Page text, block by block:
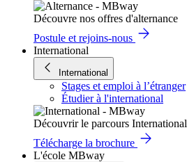
Découvre nos offres d'alternance
Postule et rejoins-nous
International
International
Stages et emploi à l’étranger
Étudier à l'international
Découvrir le parcours International
Télécharge la brochure
L'école MBway